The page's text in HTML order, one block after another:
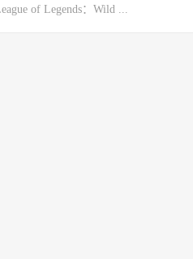
of Legends：Wild ...